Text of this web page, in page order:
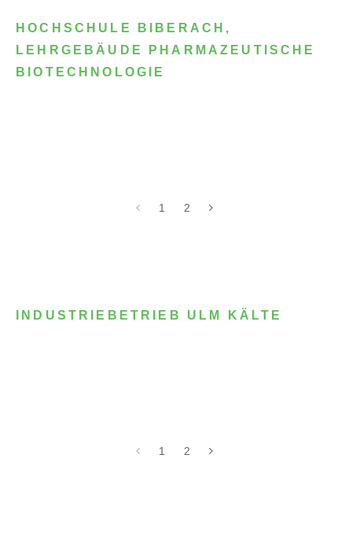
HOCHSCHULE BIBERACH,
LEHRGEBÄUDE PHARMAZEUTISCHE
BIOTECHNOLOGIE
1 2
INDUSTRIEBETRIEB ULM KÄLTE
1 2